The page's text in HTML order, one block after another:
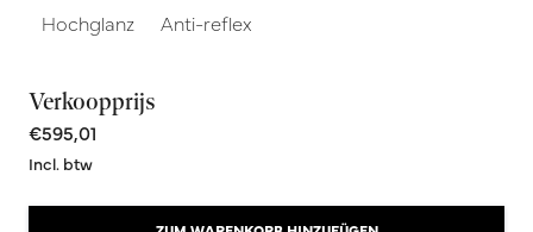
Hochglanz Anti-reflex
Verkoopprijs
€595,01
Incl. btw